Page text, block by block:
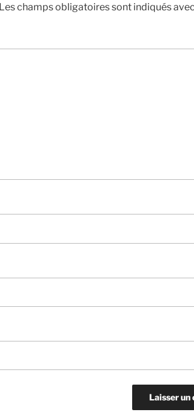
Les champs obligatoires sont indiqués avec